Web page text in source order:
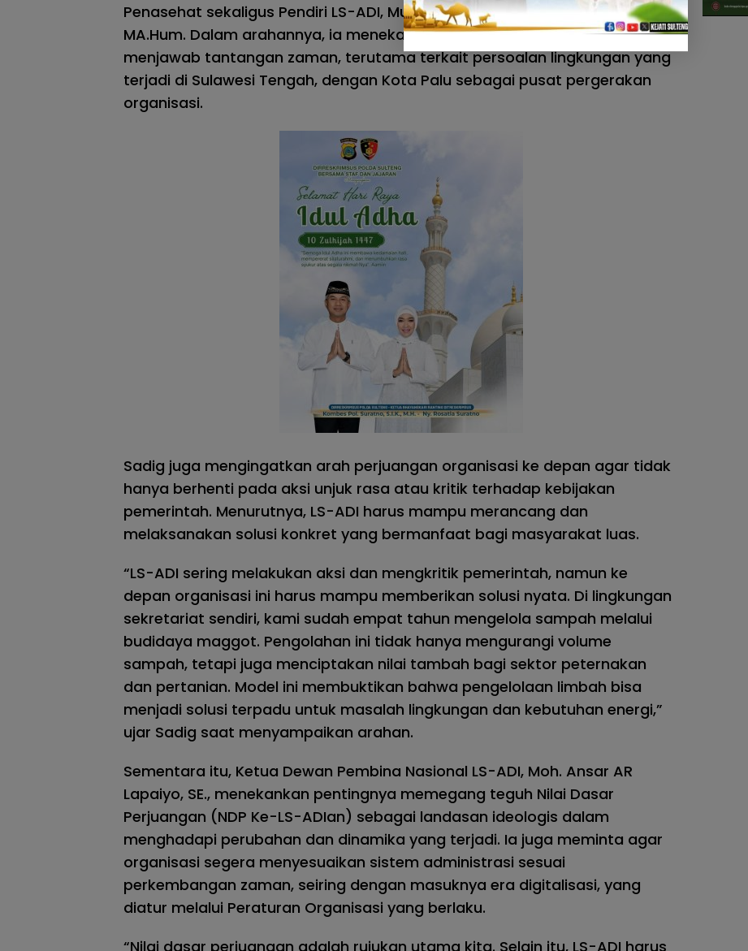
Penasehat sekaligus Pendiri LS-ADI, Muhammad Sadig Alhabsyie, S.Th.I.,
MA.Hum. Dalam arahannya, ia menekankan peran strategis LS-ADI untuk
menjawab tantangan zaman, terutama terkait persoalan lingkungan yang
terjadi di Sulawesi Tengah, dengan Kota Palu sebagai pusat pergerakan
organisasi.
Sadig juga mengingatkan arah perjuangan organisasi ke depan agar tidak
hanya berhenti pada aksi unjuk rasa atau kritik terhadap kebijakan
pemerintah. Menurutnya, LS-ADI harus mampu merancang dan
melaksanakan solusi konkret yang bermanfaat bagi masyarakat luas.
“LS-ADI sering melakukan aksi dan mengkritik pemerintah, namun ke
depan organisasi ini harus mampu memberikan solusi nyata. Di lingkungan
sekretariat sendiri, kami sudah empat tahun mengelola sampah melalui
budidaya maggot. Pengolahan ini tidak hanya mengurangi volume
sampah, tetapi juga menciptakan nilai tambah bagi sektor peternakan
dan pertanian. Model ini membuktikan bahwa pengelolaan limbah bisa
menjadi solusi terpadu untuk masalah lingkungan dan kebutuhan energi,”
ujar Sadig saat menyampaikan arahan.
Sementara itu, Ketua Dewan Pembina Nasional LS-ADI, Moh. Ansar AR
Lapaiyo, SE., menekankan pentingnya memegang teguh Nilai Dasar
Perjuangan (NDP Ke-LS-ADIan) sebagai landasan ideologis dalam
menghadapi perubahan dan dinamika yang terjadi. Ia juga meminta agar
organisasi segera menyesuaikan sistem administrasi sesuai
perkembangan zaman, seiring dengan masuknya era digitalisasi, yang
diatur melalui Peraturan Organisasi yang berlaku.
“Nilai dasar perjuangan adalah rujukan utama kita. Selain itu, LS-ADI harus